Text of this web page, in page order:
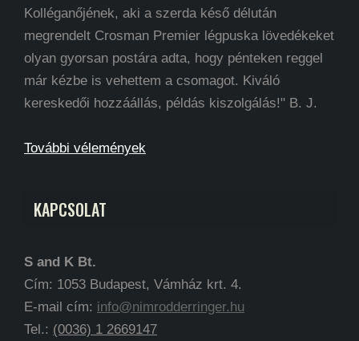
Kolléganőjének, aki a szerda késő délután
megrendelt Crosman Premier légpuska lövedékeket
olyan gyorsan postára adta, hogy pénteken reggel
már kézbe is vehettem a csomagot. Kiváló
kereskedői hozzáállás, példás kiszolgálás!" B. J.
További vélemények
KAPCSOLAT
S and K Bt.
Cím: 1053 Budapest, Vámház krt. 4.
E-mail cím: info@nimrodderringer.hu
Tel.: (0036) 1 2669147